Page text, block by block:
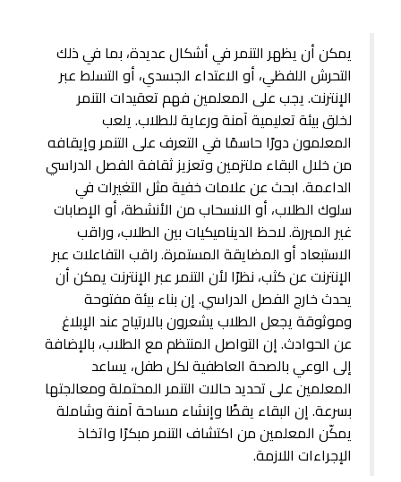
يمكن أن يظهر التنمر في أشكال عديدة، بما في ذلك
التحرش اللفظي، أو الاعتداء الجسدي، أو التسلط عبر
الإنترنت. يجب على المعلمين فهم تعقيدات التنمر
لخلق بيئة تعليمية آمنة ورعاية للطلاب. يلعب
المعلمون دورًا حاسمًا في التعرف على التنمر وإيقافه
من خلال البقاء ملتزمين وتعزيز ثقافة الفصل الدراسي
الداعمة. ابحث عن علامات خفية مثل التغيرات في
سلوك الطلاب، أو الانسحاب من الأنشطة، أو الإصابات
غير المبررة. لاحظ الديناميكيات بين الطلاب، وراقب
الاستبعاد أو المضايقة المستمرة. راقب التفاعلات عبر
الإنترنت عن كثب، نظرًا لأن التنمر عبر الإنترنت يمكن أن
يحدث خارج الفصل الدراسي. إن بناء بيئة مفتوحة
وموثوقة يجعل الطلاب يشعرون بالارتياح عند الإبلاغ
عن الحوادث. إن التواصل المنتظم مع الطلاب، بالإضافة
إلى الوعي بالصحة العاطفية لكل طفل، يساعد
المعلمين على تحديد حالات التنمر المحتملة ومعالجتها
بسرعة. إن البقاء يقظًا وإنشاء مساحة آمنة وشاملة
يمكّن المعلمين من اكتشاف التنمر مبكرًا واتخاذ
الإجراءات اللازمة.